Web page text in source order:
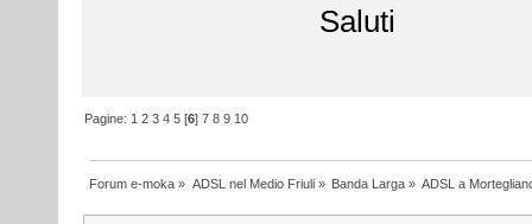
Saluti
Pagine: 1 2 3 4 5 [6]7 8 9 10
Forum e-moka » ADSL nel Medio Friuli» Banda Larga» ADSL a